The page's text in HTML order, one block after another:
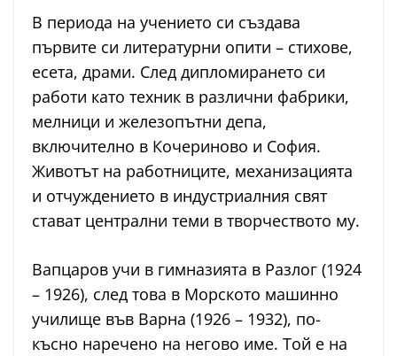
В периода на учението си създава
първите си литературни опити – стихове,
есета, драми. След дипломирането си
работи като техник в различни фабрики,
мелници и железопътни депа,
включително в Кочериново и София.
Животът на работниците, механизацията
и отчуждението в индустриалния свят
стават централни теми в творчеството му.
Вапцаров учи в гимназията в Разлог (1924
– 1926), след това в Морското машинно
училище във Варна (1926 – 1932), по-
късно наречено на негово име. Той е на